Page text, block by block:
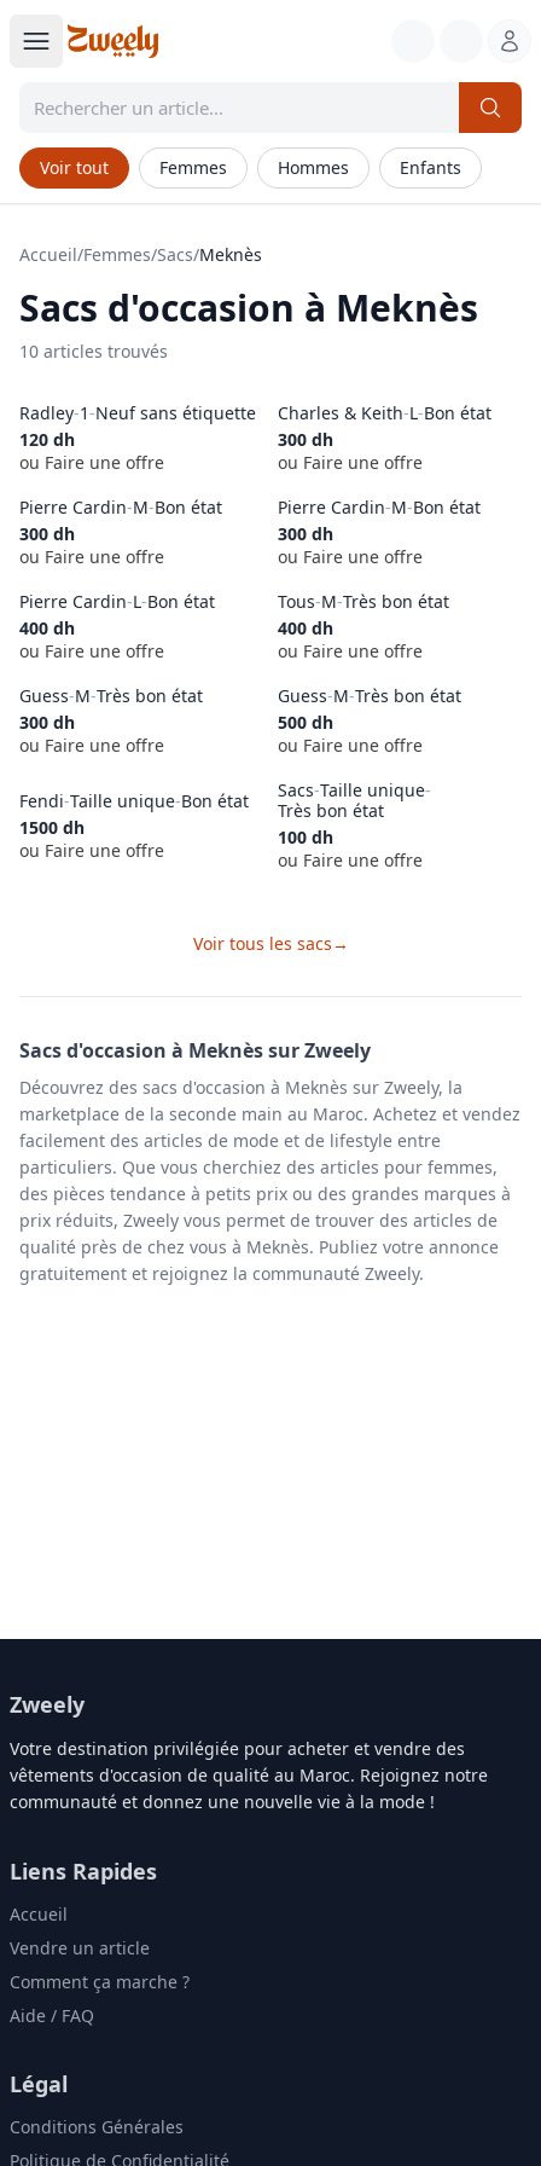
Voir tout Femmes Hommes Enfants
Accueil/Femmes/Sacs/Meknès
Sacs d'occasion à Meknès
10 articles trouvés
Radley-1-Neuf sans étiquette
120 dh
ou Faire une offre
Charles & Keith-L-Bon état
300 dh
ou Faire une offre
Pierre Cardin-M-Bon état
300 dh
ou Faire une offre
Pierre Cardin-M-Bon état
300 dh
ou Faire une offre
Pierre Cardin-L-Bon état
400 dh
ou Faire une offre
Tous-M-Très bon état
400 dh
ou Faire une offre
Guess-M-Très bon état
300 dh
ou Faire une offre
Guess-M-Très bon état
500 dh
ou Faire une offre
Fendi-Taille unique-Bon état
1500 dh
ou Faire une offre
Sacs-Taille unique-
Très bon état
100 dh
ou Faire une offre
Voir tous les sacs→
Sacsd'occasion à Meknèssur Zweely
Découvrez des sacs d'occasion à Meknès sur Zweely, la
marketplace de la seconde main au Maroc. Achetez et vendez
facilement des articles de mode et de lifestyle entre
particuliers. Que vous cherchiez des articles pour femmes,
des pièces tendance à petits prix ou des grandes marques à
prix réduits, Zweely vous permet de trouver des articles de
qualité près de chez vous à Meknès. Publiez votre annonce
gratuitement et rejoignez la communauté Zweely.
Zweely
Votre destination privilégiée pour acheter et vendre des
vêtements d'occasion de qualité au Maroc. Rejoignez notre
communauté et donnez une nouvelle vie à la mode !
Liens Rapides
Accueil
Vendre un article
Comment ça marche ?
Aide / FAQ
Légal
Conditions Générales
Politique de Confidentialité